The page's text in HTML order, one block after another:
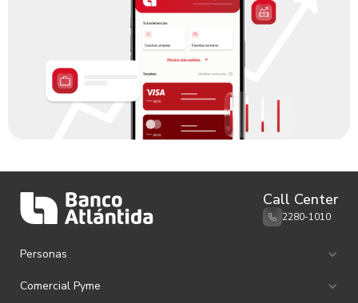
Call Center
2280-1010
Personas
Ahorro e Inversión
Canales de Atención
Comercial Pyme